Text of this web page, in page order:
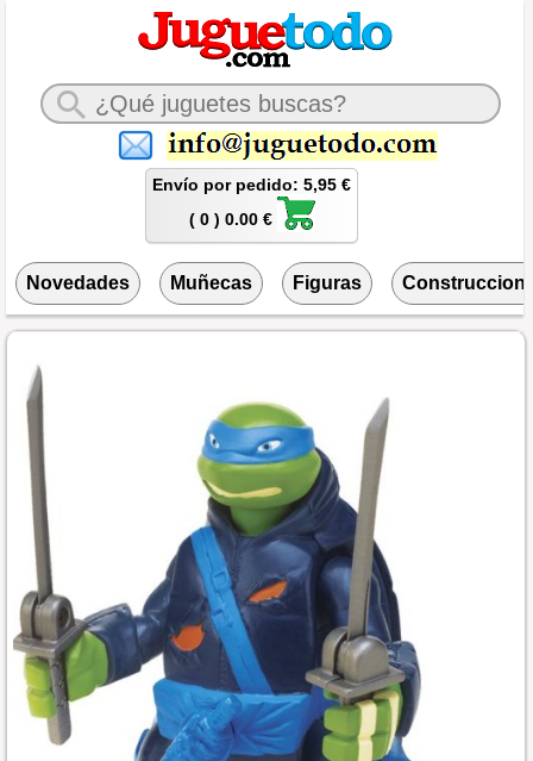
Envío por pedido: 5,95 €
( 0 ) 0.00 €
Novedades Muñecas Figuras